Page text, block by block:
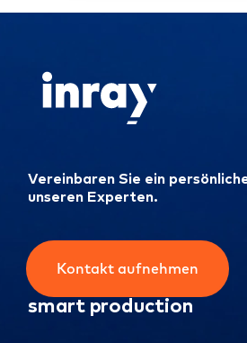
Vereinbaren Sie ein
unseren Experten.
Kontakt aufnehmen
smart production